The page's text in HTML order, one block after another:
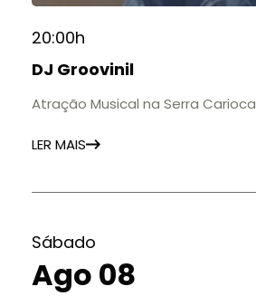
20:00h
DJ Groovinil
Atração Musical na Serra Carioca
LER MAIS
Sábado
Ago 08